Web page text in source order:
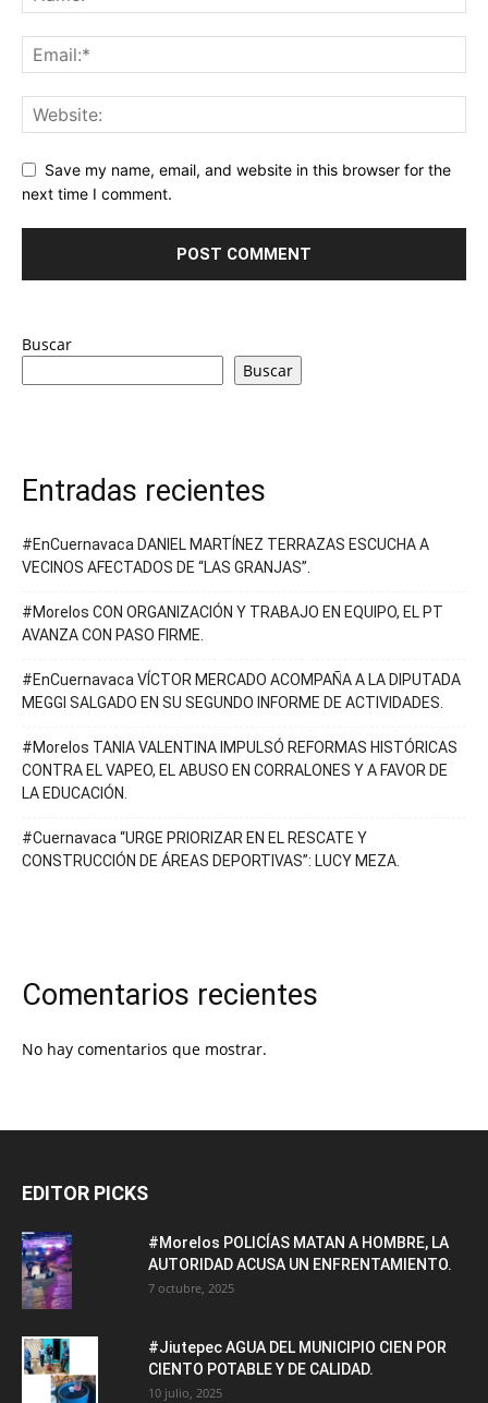
Save my name, email, and website in this browser for the
next time I comment.
Buscar
Buscar
Entradas recientes
#EnCuernavaca DANIEL MARTÍNEZ TERRAZAS ESCUCHA A
VECINOS AFECTADOS DE “LAS GRANJAS”.
#Morelos CON ORGANIZACIÓN Y TRABAJO EN EQUIPO, EL PT
AVANZA CON PASO FIRME.
#EnCuernavaca VÍCTOR MERCADO ACOMPAÑA A LA DIPUTADA
MEGGI SALGADO EN SU SEGUNDO INFORME DE ACTIVIDADES.
#Morelos TANIA VALENTINA IMPULSÓ REFORMAS HISTÓRICAS
CONTRA EL VAPEO, EL ABUSO EN CORRALONES Y A FAVOR DE
LA EDUCACIÓN.
#Cuernavaca “URGE PRIORIZAR EN EL RESCATE Y
CONSTRUCCIÓN DE ÁREAS DEPORTIVAS”: LUCY MEZA.
Comentarios recientes
No hay comentarios que mostrar.
EDITOR PICKS
#Morelos POLICÍAS MATAN A HOMBRE, LA
AUTORIDAD ACUSA UN ENFRENTAMIENTO.
7 octubre, 2025
#Jiutepec AGUA DEL MUNICIPIO CIEN POR
CIENTO POTABLE Y DE CALIDAD.
10 julio, 2025